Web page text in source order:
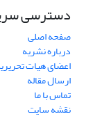
دسترسی
صفحه اصلی
درباره نشریه
اعضای هیات
ارسال مقاله
تماس با ما
نقشه سایت